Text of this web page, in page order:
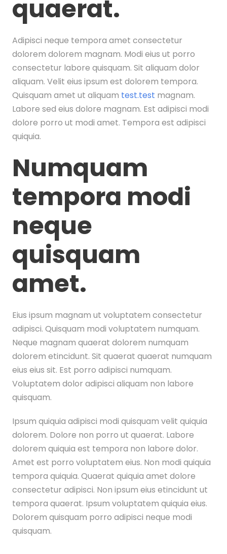
quaerat.
Adipisci neque tempora amet consectetur
dolorem dolorem magnam. Modi eius ut porro
consectetur labore quisquam. Sit aliquam dolor
aliquam. Velit eius ipsum est dolorem tempora.
Quisquam amet ut aliquam test.test magnam.
Labore sed eius dolore magnam. Est adipisci modi
dolore porro ut modi amet. Tempora est adipisci
quiquia.
Numquam
tempora modi
neque
quisquam
amet.
Eius ipsum magnam ut voluptatem consectetur
adipisci. Quisquam modi voluptatem numquam.
Neque magnam quaerat dolorem numquam
dolorem etincidunt. Sit quaerat quaerat numquam
eius eius sit. Est porro adipisci numquam.
Voluptatem dolor adipisci aliquam non labore
quisquam.
Ipsum quiquia adipisci modi quisquam velit quiquia
dolorem. Dolore non porro ut quaerat. Labore
dolorem quiquia est tempora non labore dolor.
Amet est porro voluptatem eius. Non modi quiquia
tempora quiquia. Quaerat quiquia amet dolore
consectetur adipisci. Non ipsum eius etincidunt ut
tempora quaerat. Ipsum voluptatem quiquia eius.
Dolorem quisquam porro adipisci neque modi
quisquam.